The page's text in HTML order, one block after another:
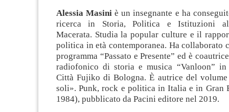
Alessia Masiniè un insegnante e ha
ricerca in Storia, Politica e Istituzioni
Macerata. Studia la popular culture e il
politica in età contemporanea. Ha collaborato
programma “Passato e Presente” ed è
radiofonico di storia e musica “Vanloon”
Città Fujiko di Bologna. È autrice del
soli». Punk, rock e politica in Italia e in Gran
1984), pubblicato da Pacini editore nel 2019.